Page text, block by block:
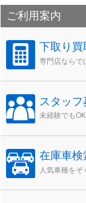
カ
イ
ブ
ご利用案内
下取り買
専門店ならで
スタッフ
未経験でもOK
在庫車検
人気車種をぞ